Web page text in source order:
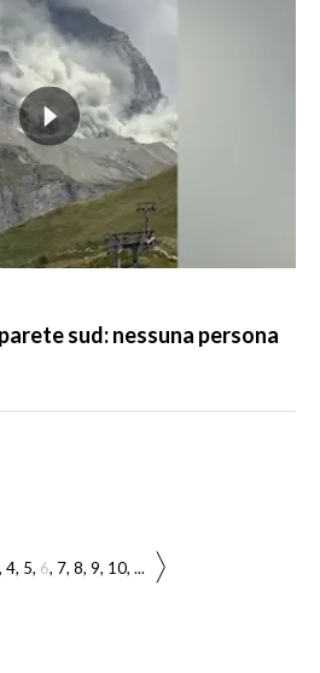
sud: nessuna persona
4 5 6 7 8 9 10 ...